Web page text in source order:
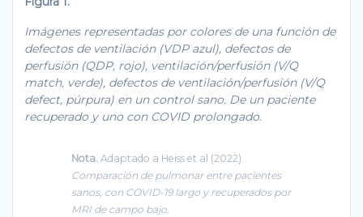
Imágenes representadas por colores de una función de
defectos de ventilación (VDP azul), defectos de
perfusión (QDP, rojo), ventilación/perfusión (V/Q
match, verde), defectos de ventilación/perfusión (V/Q
defect, púrpura) en un control sano. De un paciente
recuperado y uno con COVID prolongado.
Nota. Adaptado a Heiss et al (2022).
Comparación de pulmonar entre pacientes
sanos, con COVID-19 largo y recuperados por
MRI de campo bajo.